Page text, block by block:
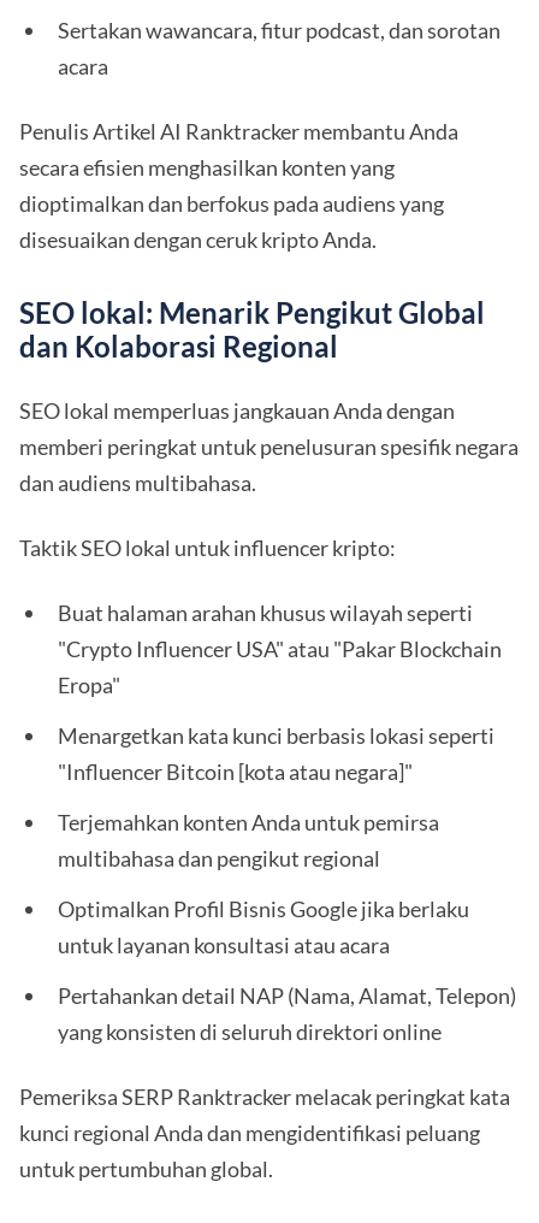
Sertakan wawancara, fitur podcast, dan sorotan
acara
Penulis Artikel AI Ranktracker membantu Anda
secara efisien menghasilkan konten yang
dioptimalkan dan berfokus pada audiens yang
disesuaikan dengan ceruk kripto Anda.
SEO lokal: Menarik Pengikut Global
dan Kolaborasi Regional
SEO lokal memperluas jangkauan Anda dengan
memberi peringkat untuk penelusuran spesifik negara
dan audiens multibahasa.
Taktik SEO lokal untuk influencer kripto:
Buat halaman arahan khusus wilayah seperti
"Crypto Influencer USA" atau "Pakar Blockchain
Eropa"
Menargetkan kata kunci berbasis lokasi seperti
"Influencer Bitcoin [kota atau negara]"
Terjemahkan konten Anda untuk pemirsa
multibahasa dan pengikut regional
Optimalkan Profil Bisnis Google jika berlaku
untuk layanan konsultasi atau acara
Pertahankan detail NAP (Nama, Alamat, Telepon)
yang konsisten di seluruh direktori online
Pemeriksa SERP Ranktracker melacak peringkat kata
kunci regional Anda dan mengidentifikasi peluang
untuk pertumbuhan global.